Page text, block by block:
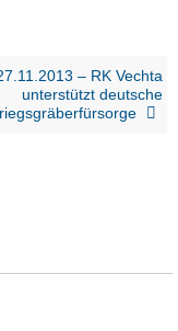
– RK Vechta
unterstützt deutsche